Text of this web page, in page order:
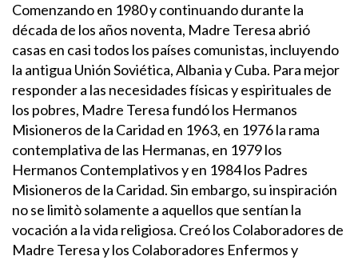
Comenzando en 1980 y continuando durante la
década de los años noventa, Madre Teresa abrió
casas en casi todos los países comunistas, incluyendo
la antigua Unión Soviética, Albania y Cuba. Para mejor
responder a las necesidades físicas y espirituales de
los pobres, Madre Teresa fundó los Hermanos
Misioneros de la Caridad en 1963, en 1976 la rama
contemplativa de las Hermanas, en 1979 los
Hermanos Contemplativos y en 1984 los Padres
Misioneros de la Caridad. Sin embargo, su inspiración
no se limitò solamente a aquellos que sentían la
vocación a la vida religiosa. Creó los Colaboradores de
Madre Teresa y los Colaboradores Enfermos y